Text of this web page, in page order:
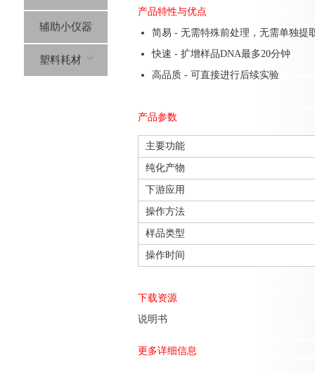
辅助小仪器
塑料耗材
产品特性与优点
简易 - 无需特殊前处理，无需单独提
快速 - 扩增样品DNA最多20分钟
高品质 - 可直接进行后续实验
产品参数
主要功能
纯化产物
下游应用
操作方法
样品类型
操作时间
下载资源
说明书
更多详细信息